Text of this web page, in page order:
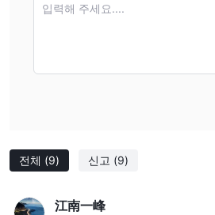
전체 (9) 신고 (9)
江南一峰
입력해 주세요....